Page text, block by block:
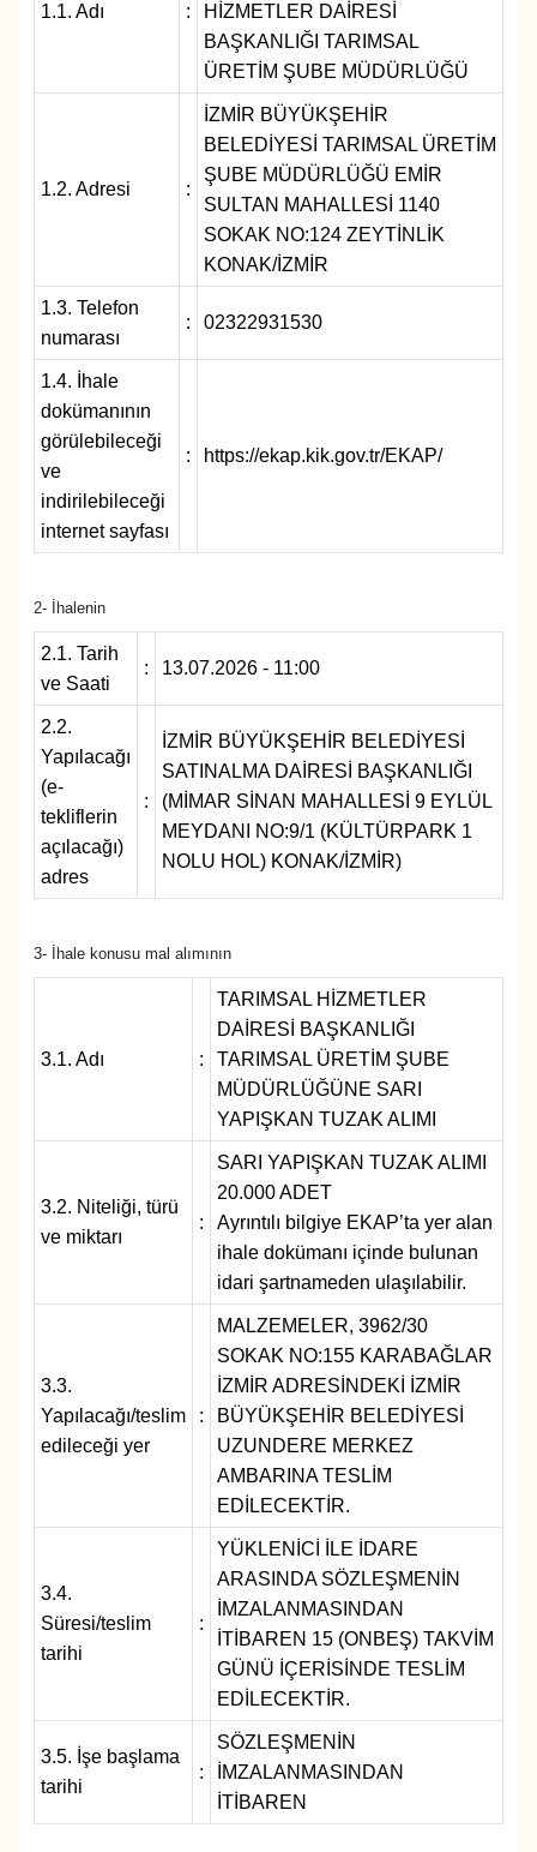
1.1. Adı :
HİZMETLER DAİRESİ
BAŞKANLIĞI TARIMSAL
ÜRETİM ŞUBE MÜDÜRLÜĞÜ
1.2. Adresi :
İZMİR BÜYÜKŞEHİR
BELEDİYESİ TARIMSAL ÜRETİM
ŞUBE MÜDÜRLÜĞÜ EMİR
SULTAN MAHALLESİ 1140
SOKAK NO:124 ZEYTİNLİK
KONAK/İZMİR
1.3. Telefon
numarası
: 02322931530
1.4. İhale
dokümanının
görülebileceği
ve
indirilebileceği
internet sayfası
: https://ekap.kik.gov.tr/EKAP/
2- İhalenin
2.1. Tarih
ve Saati
: 13.07.2026 - 11:00
2.2.
Yapılacağı
(e-
tekliflerin
açılacağı)
adres
:
İZMİR BÜYÜKŞEHİR BELEDİYESİ
SATINALMA DAİRESİ BAŞKANLIĞI
(MİMAR SİNAN MAHALLESİ 9 EYLÜL
MEYDANI NO:9/1 (KÜLTÜRPARK 1
NOLU HOL) KONAK/İZMİR)
3- İhale konusu mal alımının
3.1. Adı :
TARIMSAL HİZMETLER
DAİRESİ BAŞKANLIĞI
TARIMSAL ÜRETİM ŞUBE
MÜDÜRLÜĞÜNE SARI
YAPIŞKAN TUZAK ALIMI
3.2. Niteliği, türü
ve miktarı
:
SARI YAPIŞKAN TUZAK ALIMI
20.000 ADET
Ayrıntılı bilgiye EKAP’ta yer alan
ihale dokümanı içinde bulunan
idari şartnameden ulaşılabilir.
3.3.
Yapılacağı/teslim
edileceği yer
:
MALZEMELER, 3962/30
SOKAK NO:155 KARABAĞLAR
İZMİR ADRESİNDEKİ İZMİR
BÜYÜKŞEHİR BELEDİYESİ
UZUNDERE MERKEZ
AMBARINA TESLİM
EDİLECEKTİR.
3.4.
Süresi/teslim
tarihi
:
YÜKLENİCİ İLE İDARE
ARASINDA SÖZLEŞMENİN
İMZALANMASINDAN
İTİBAREN 15 (ONBEŞ) TAKVİM
GÜNÜ İÇERİSİNDE TESLİM
EDİLECEKTİR.
3.5. İşe başlama
tarihi
:
SÖZLEŞMENİN
İMZALANMASINDAN
İTİBAREN